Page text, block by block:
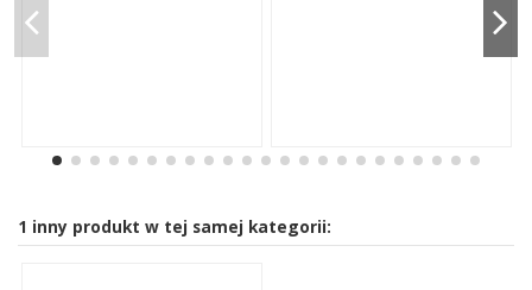
1 inny produkt w tej samej kategorii: